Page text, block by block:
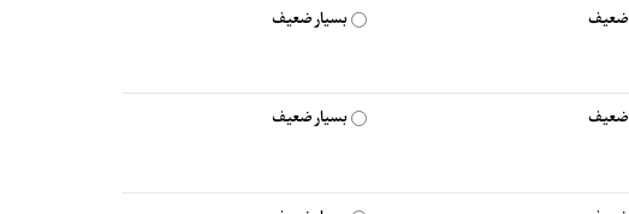
ضعیف بسیار ضعیف
ضعیف بسیار ضعیف